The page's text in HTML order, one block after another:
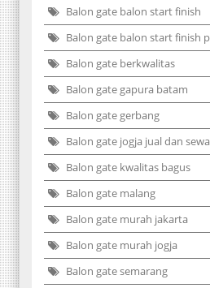
Balon gate balon start finish
Balon gate balon start finish
Balon gate berkwalitas
Balon gate gapura batam
Balon gate gerbang
Balon gate jogja jual dan sewa
Balon gate kwalitas bagus
Balon gate malang
Balon gate murah jakarta
Balon gate murah jogja
Balon gate semarang